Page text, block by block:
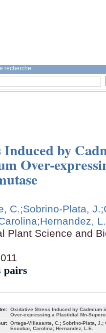
recherche
Induced by
Over-
C.;Sobrino-Plata, J.
;Hernandez,
Plant Science and
pairs
Oxidative Stress Induced by Cadmium
Over-expressing a Plastidial Mn-
Ortega-Villasante, C.; Sobrino-Plata, J.;
Escobar, Carolina; Hernandez, L.E.